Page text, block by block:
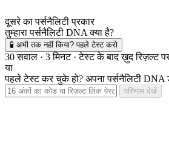
दूसरे का पर्सनैलिटी प्रकार
तुम्हारा पर्सनैलिटी DNA क्या है?
🧪 अभी तक नहीं किया? पहले टेस्ट करो
30 सवाल · 3 मिनट · टेस्ट के बाद ख़ुद रिज़ल्ट
या
पहले टेस्ट कर चुके हो? अपना पर्सनैलिटी DNA
परिणाम देखें